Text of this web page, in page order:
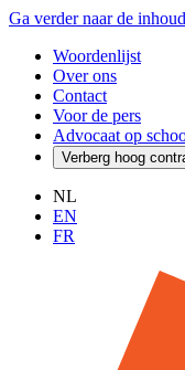
Ga verder naar de inhoud
Woordenlijst
Over ons
Contact
Voor de pers
Advocaat op
Verberg hoog
NL
EN
FR